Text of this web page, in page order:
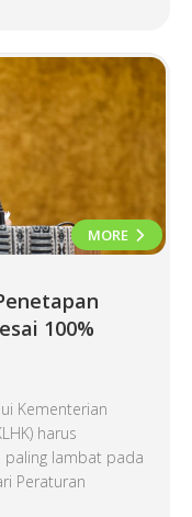
MORE
100%
Kementerian
harus
paling lambat pada
Peraturan